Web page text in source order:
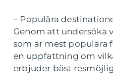
– Populära
Genom att undersöka
som är mest populära
en uppfattning om
erbjuder bäst